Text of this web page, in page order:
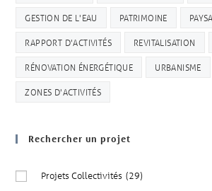
GESTION DE L'EAU PATRIMOINE
RAPPORT D'ACTIVITÉS REVITALISATION
RÉNOVATION ÉNERGÉTIQUE URBANISME
ZONES D'ACTIVITÉS
Rechercher un projet
Projets Collectivités (29)